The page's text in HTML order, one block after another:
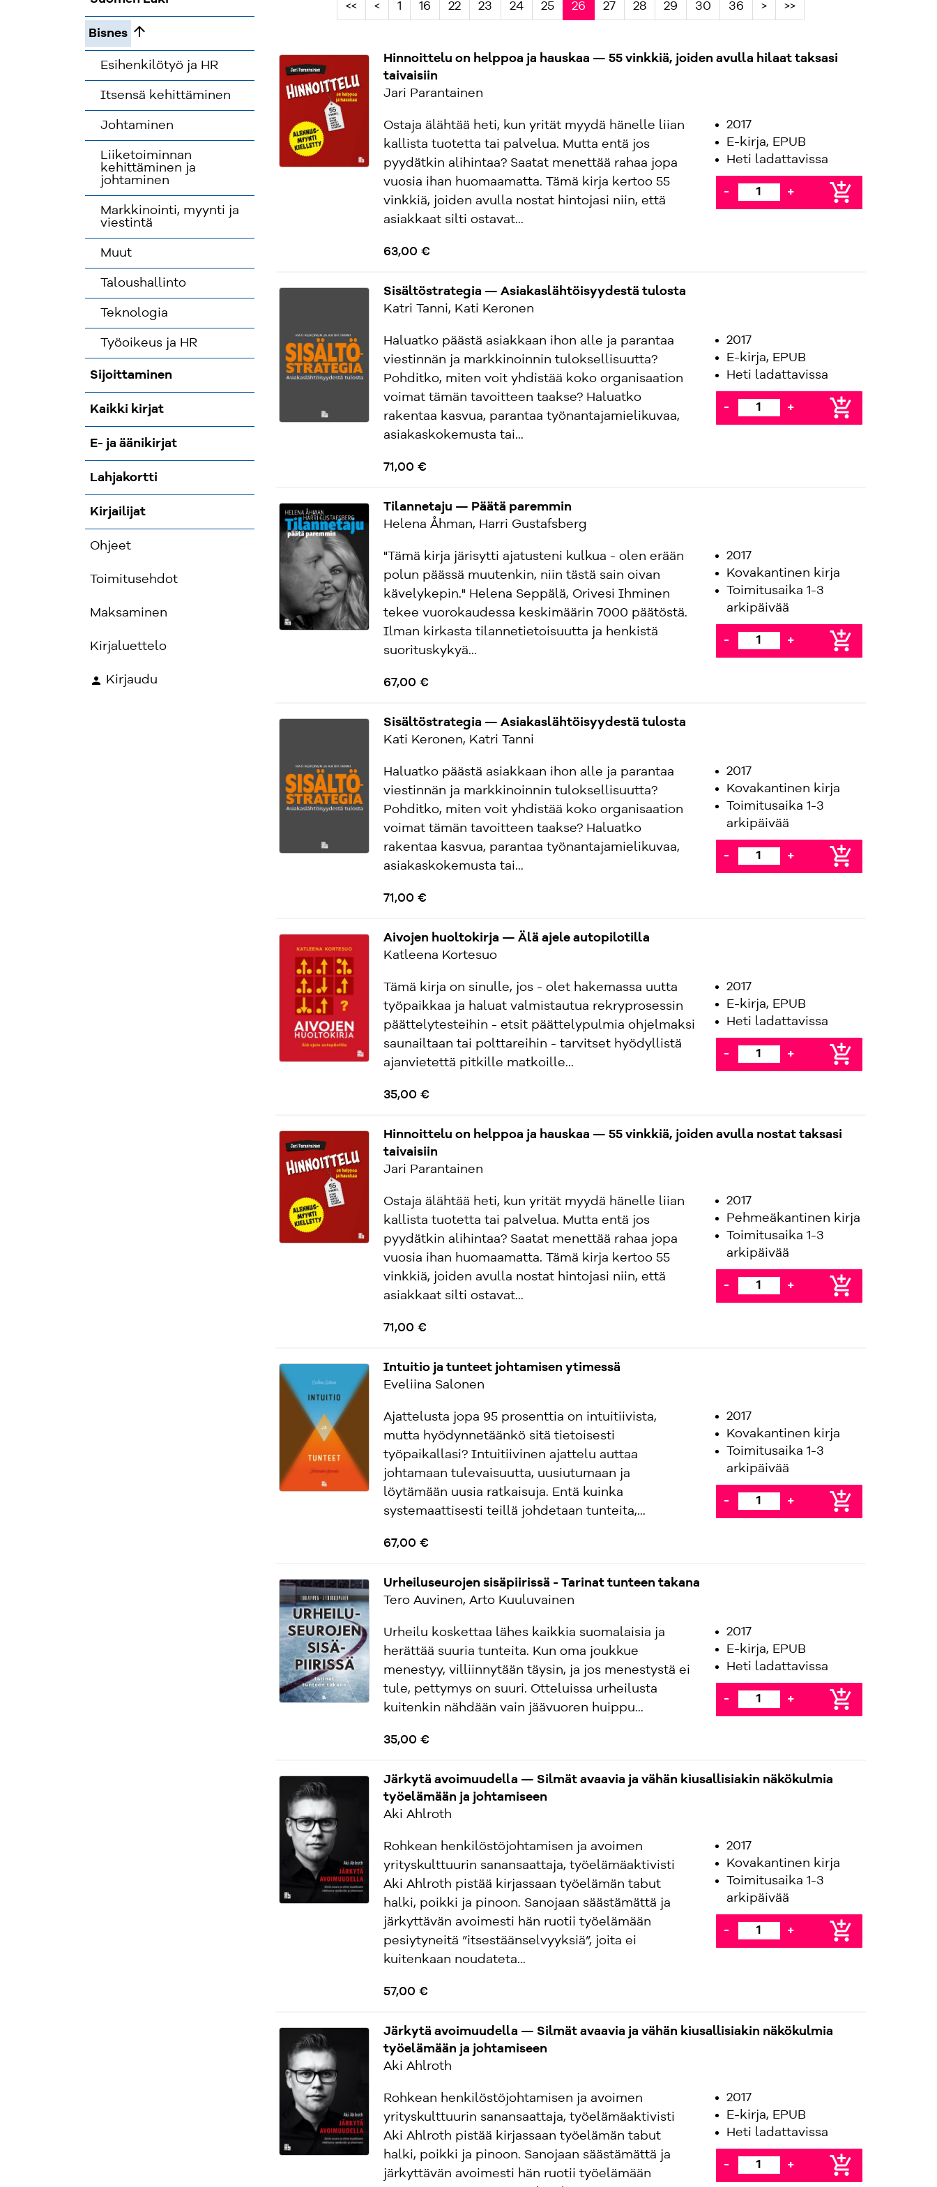
Bisnes arrow_upward
Esihenkilötyö ja HR
Itsensä kehittäminen
Johtaminen
Liiketoiminnan
kehittäminen ja
johtaminen
Markkinointi, myynti ja
viestintä
Muut
Taloushallinto
Teknologia
Työoikeus ja HR
Sijoittaminen
Kaikki kirjat
E- ja äänikirjat
Lahjakortti
Kirjailijat
Ohjeet
Toimitusehdot
Maksaminen
Kirjaluettelo
Kirjaudu
<< < 1 16 22 23 24 25 26 27 28 29 30 36 > >>
Hinnoittelu on helppoa ja hauskaa — 55 vinkkiä, joiden avulla hilaat taksasi
taivaisiin
Jari Parantainen
Ostaja älähtää heti, kun yrität myydä hänelle liian
kallista tuotetta tai palvelua. Mutta entä jos
pyydätkin alihintaa? Saatat menettää rahaa jopa
vuosia ihan huomaamatta. Tämä kirja kertoo 55
vinkkiä, joiden avulla nostat hintojasi niin, että
asiakkaat silti ostavat...
63,00 €
2017
E-kirja, EPUB
Heti ladattavissa
- + add_shopping_cart
Sisältöstrategia — Asiakaslähtöisyydestä tulosta
Katri Tanni, Kati Keronen
Haluatko päästä asiakkaan ihon alle ja parantaa
viestinnän ja markkinoinnin tuloksellisuutta?
Pohditko, miten voit yhdistää koko organisaation
voimat tämän tavoitteen taakse? Haluatko
rakentaa kasvua, parantaa työnantajamielikuvaa,
asiakaskokemusta tai...
71,00 €
2017
E-kirja, EPUB
Heti ladattavissa
- + add_shopping_cart
Tilannetaju — Päätä paremmin
Helena Åhman, Harri Gustafsberg
"Tämä kirja järisytti ajatusteni kulkua - olen erään
polun päässä muutenkin, niin tästä sain oivan
kävelykepin." Helena Seppälä, Orivesi Ihminen
tekee vuorokaudessa keskimäärin 7000 päätöstä.
Ilman kirkasta tilannetietoisuutta ja henkistä
suorituskykyä...
67,00 €
2017
Kovakantinen kirja
Toimitusaika 1-3
arkipäivää
- + add_shopping_cart
Sisältöstrategia — Asiakaslähtöisyydestä tulosta
Kati Keronen, Katri Tanni
Haluatko päästä asiakkaan ihon alle ja parantaa
viestinnän ja markkinoinnin tuloksellisuutta?
Pohditko, miten voit yhdistää koko organisaation
voimat tämän tavoitteen taakse? Haluatko
rakentaa kasvua, parantaa työnantajamielikuvaa,
asiakaskokemusta tai...
71,00 €
2017
Kovakantinen kirja
Toimitusaika 1-3
arkipäivää
- + add_shopping_cart
Aivojen huoltokirja — Älä ajele autopilotilla
Katleena Kortesuo
Tämä kirja on sinulle, jos - olet hakemassa uutta
työpaikkaa ja haluat valmistautua rekryprosessin
päättelytesteihin - etsit päättelypulmia ohjelmaksi
saunailtaan tai polttareihin - tarvitset hyödyllistä
ajanvietettä pitkille matkoille...
35,00 €
2017
E-kirja, EPUB
Heti ladattavissa
- + add_shopping_cart
Hinnoittelu on helppoa ja hauskaa — 55 vinkkiä, joiden avulla nostat taksasi
taivaisiin
Jari Parantainen
Ostaja älähtää heti, kun yrität myydä hänelle liian
kallista tuotetta tai palvelua. Mutta entä jos
pyydätkin alihintaa? Saatat menettää rahaa jopa
vuosia ihan huomaamatta. Tämä kirja kertoo 55
vinkkiä, joiden avulla nostat hintojasi niin, että
asiakkaat silti ostavat...
71,00 €
2017
Pehmeäkantinen kirja
Toimitusaika 1-3
arkipäivää
- + add_shopping_cart
Intuitio ja tunteet johtamisen ytimessä
Eveliina Salonen
Ajattelusta jopa 95 prosenttia on intuitiivista,
mutta hyödynnetäänkö sitä tietoisesti
työpaikallasi? Intuitiivinen ajattelu auttaa
johtamaan tulevaisuutta, uusiutumaan ja
löytämään uusia ratkaisuja. Entä kuinka
systemaattisesti teillä johdetaan tunteita,...
67,00 €
2017
Kovakantinen kirja
Toimitusaika 1-3
arkipäivää
- + add_shopping_cart
Urheiluseurojen sisäpiirissä - Tarinat tunteen takana
Tero Auvinen, Arto Kuuluvainen
Urheilu koskettaa lähes kaikkia suomalaisia ja
herättää suuria tunteita. Kun oma joukkue
menestyy, villiinnytään täysin, ja jos menestystä ei
tule, pettymys on suuri. Otteluissa urheilusta
kuitenkin nähdään vain jäävuoren huippu...
35,00 €
2017
E-kirja, EPUB
Heti ladattavissa
- + add_shopping_cart
Järkytä avoimuudella — Silmät avaavia ja vähän kiusallisiakin näkökulmia
työelämään ja johtamiseen
Aki Ahlroth
Rohkean henkilöstöjohtamisen ja avoimen
yrityskulttuurin sanansaattaja, työelämäaktivisti
Aki Ahlroth pistää kirjassaan työelämän tabut
halki, poikki ja pinoon. Sanojaan säästämättä ja
järkyttävän avoimesti hän ruotii työelämään
pesiytyneitä ”itsestäänselvyyksiä”, joita ei
kuitenkaan noudateta...
57,00 €
2017
Kovakantinen kirja
Toimitusaika 1-3
arkipäivää
- + add_shopping_cart
Järkytä avoimuudella — Silmät avaavia ja vähän kiusallisiakin näkökulmia
työelämään ja johtamiseen
Aki Ahlroth
Rohkean henkilöstöjohtamisen ja avoimen
yrityskulttuurin sanansaattaja, työelämäaktivisti
Aki Ahlroth pistää kirjassaan työelämän tabut
halki, poikki ja pinoon. Sanojaan säästämättä ja
järkyttävän avoimesti hän ruotii työelämään
2017
E-kirja, EPUB
Heti ladattavissa
- + add_shopping_cart